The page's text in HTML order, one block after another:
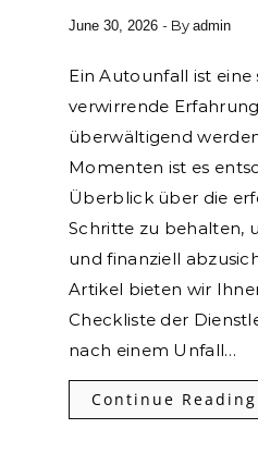
June 30, 2026 - Byadmin
Ein Autounfall ist eine stressige und oft
verwirrende
überwältigend
Momenten ist es
Überblick über die
Schritte zu behalten,
und finanziell
Artikel bieten wir
Checkliste der
nach einem Unfall…
Continue Reading